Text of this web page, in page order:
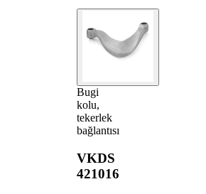
Bugi
kolu,
tekerlek
bağlantısı
VKDS
421016